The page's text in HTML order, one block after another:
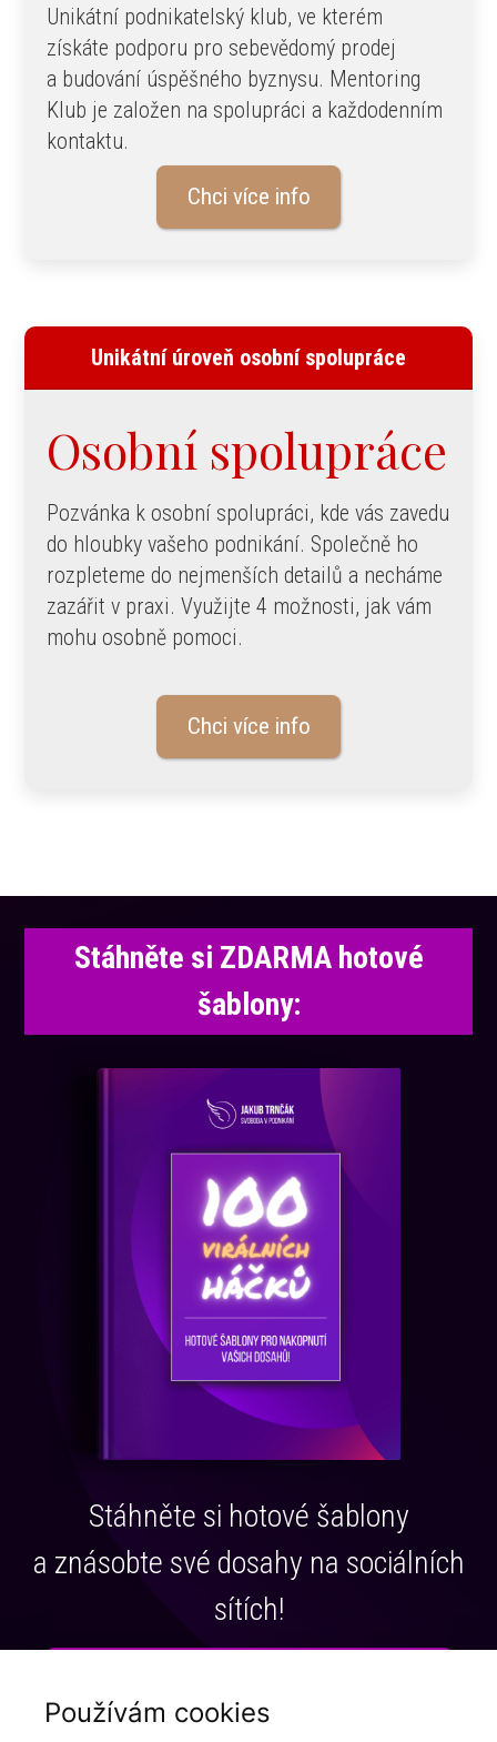
Unikátní podnikatelský klub, ve kterém
získáte podporu pro sebevědomý prodej
a budování úspěšného byznysu. Mentoring
Klub je založen na spolupráci a každodenním
kontaktu.
Chci více info
Unikátní úroveň osobní spolupráce
Osobní spolupráce
Pozvánka k osobní spolupráci, kde vás zavedu
do hloubky vašeho podnikání. Společně ho
rozpleteme do nejmenších detailů a necháme
zazářit v praxi. Využijte 4 možnosti, jak vám
mohu osobně pomoci.
Chci více info
Stáhněte si ZDARMA hotové
šablony:
Stáhněte si hotové šablony
a znásobte své dosahy na sociálních
sítích!
Používám cookies